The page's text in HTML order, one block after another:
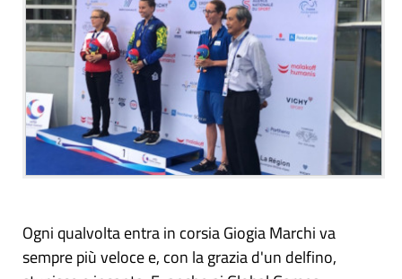
Ogni qualvolta entra in corsia Giogia Marchi va
sempre più veloce e, con la grazia d'un delfino,